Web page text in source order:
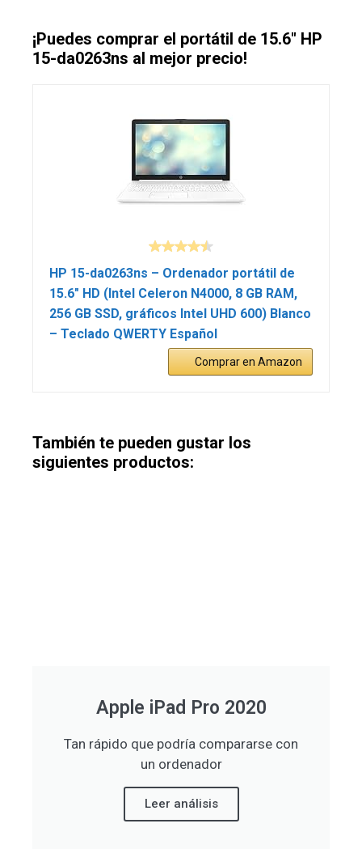
¡Puedes comprar el portátil de 15.6″ HP
15-da0263ns al mejor precio!
HP 15-da0263ns – Ordenador portátil de
15.6″ HD (Intel Celeron N4000, 8 GB RAM,
256 GB SSD, gráficos Intel UHD 600) Blanco
– Teclado QWERTY Español
Comprar en Amazon
También te pueden gustar los
siguientes productos:
Apple iPad Pro 2020
Tan rápido que podría compararse con
un ordenador
Leer análisis